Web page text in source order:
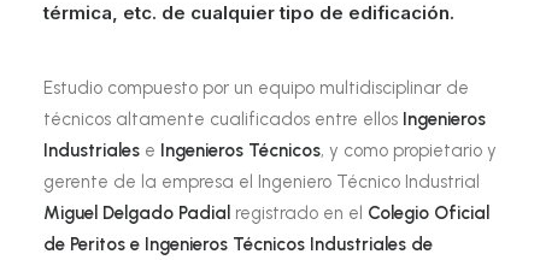
térmica, etc. de cualquier tipo de edificación.
Estudio compuesto por un equipo multidisciplinar de
técnicos altamente cualificados entre ellos Ingenieros
Industriales e Ingenieros Técnicos, y como propietario y
gerente de la empresa el Ingeniero Técnico Industrial
Miguel Delgado Padial registrado en el Colegio Oficial
de Peritos e Ingenieros Técnicos Industriales de